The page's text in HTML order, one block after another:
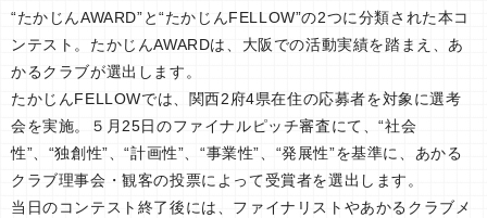
“たかじんAWARD”と“たかじんFELLOW”の2つに分類された本コ
ンテスト。たかじんAWARDは、大阪での活動実績を踏まえ、あ
かるクラブが選出します。
たかじんFELLOWでは、関西2府4県在住の応募者を対象に選考
会を実施。５月25日のファイナルピッチ審査にて、“社会
性”、“独創性”、“計画性”、“事業性”、“発展性”を基準に、あかる
クラブ理事会・観客の投票によって受賞者を選出します。
当日のコンテスト終了後には、ファイナリストやあかるクラブメ